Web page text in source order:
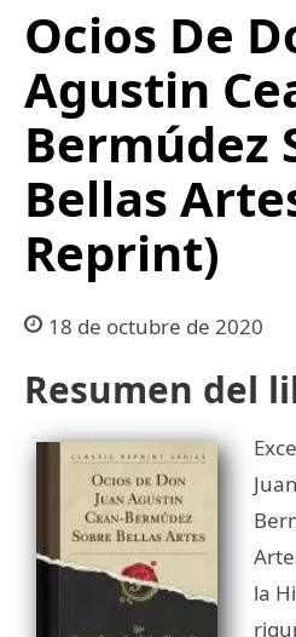
Ocios De
Agustin
Bermúdez
Bellas
Reprint)
18 de octubre de 2020
Resumen del
la